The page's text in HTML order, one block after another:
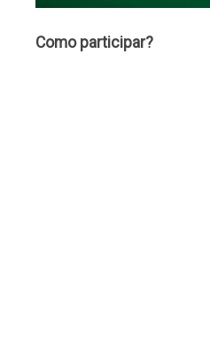
Como participar?